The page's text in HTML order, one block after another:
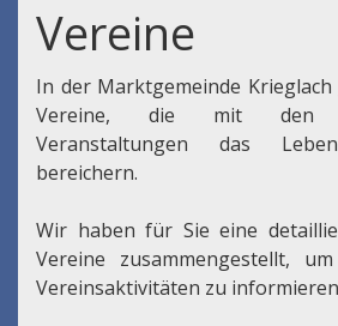
Vereine
In der Marktgemeinde
Vereine, die mit den
Veranstaltungen das
bereichern.
Wir haben für Sie eine
Vereine zusammengestellt,
Vereinsaktivitäten zu